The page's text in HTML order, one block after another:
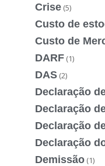
Crise (5)
Custo de
Custo de
DARF (1)
DAS (2)
Declaração
Declaração
Declaração
Declaração
Demissão (1)